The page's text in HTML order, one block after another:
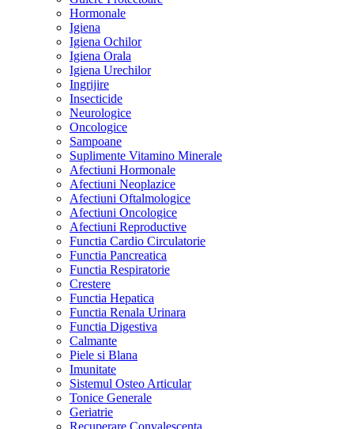
Hormonale
Igiena
Igiena Ochilor
Igiena Orala
Igiena Urechilor
Ingrijire
Insecticide
Neurologice
Oncologice
Sampoane
Suplimente Vitamino Minerale
Afectiuni Hormonale
Afectiuni Neoplazice
Afectiuni Oftalmologice
Afectiuni Oncologice
Afectiuni Reproductive
Functia Cardio Circulatorie
Functia Pancreatica
Functia Respiratorie
Crestere
Functia Hepatica
Functia Renala Urinara
Functia Digestiva
Calmante
Piele si Blana
Imunitate
Sistemul Osteo Articular
Tonice Generale
Geriatrie
Recuperare Convalescenta